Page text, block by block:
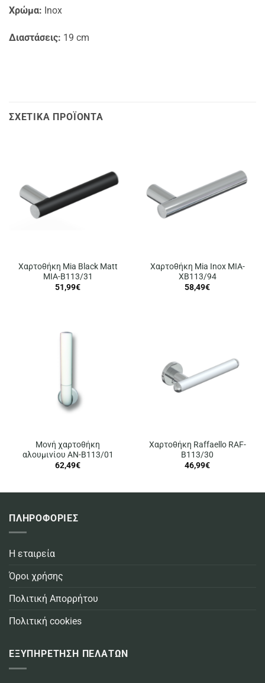
Χρώμα: Inox
Διαστάσεις: 19 cm
ΣΧΕΤΙΚΆ ΠΡΟΪΌΝΤΑ
Χαρτοθήκη Mia Black Matt
MIA-B113/31
51,99€
Χαρτοθήκη Mia Inox MIA-
XB113/94
58,49€
Μονή χαρτοθήκη
αλουμινίου AN-B113/01
62,49€
Χαρτοθήκη Raffaello RAF-
B113/30
46,99€
ΠΛΗΡΟΦΟΡΙΕΣ
Η εταιρεία
Όροι χρήσης
Πολιτική Απορρήτου
Πολιτική cookies
ΕΞΥΠΗΡΕΤΗΣΗ ΠΕΛΑΤΩΝ